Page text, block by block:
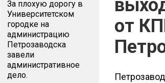
За плохую дорогу в
Университетском
городке на
администрацию
Петрозаводска
завели
административное
дело.
от